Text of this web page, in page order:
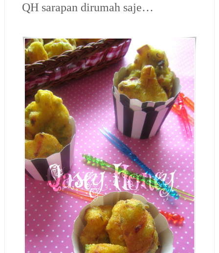
QH sarapan dirumah saje…